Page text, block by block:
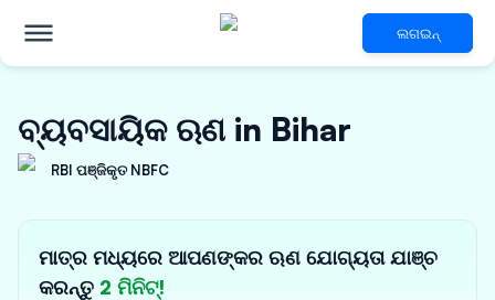
ଲଗଇନ୍
ବ୍ୟବସାୟିକ ଋଣ in Bihar
RBI ପଞ୍ଜିକୃତ NBFC
ମାତ୍ର ମଧ୍ୟରେ ଆପଣଙ୍କର ଋଣ ଯୋଗ୍ୟତା ଯାଞ୍ଚ
କରନ୍ତୁ 2 ମିନିଟ୍!